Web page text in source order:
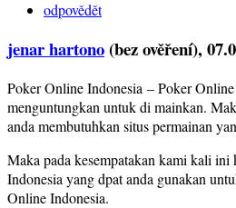
odpovědět
jenar hartono (bez ověření),
Poker Online Indonesia – Poker
menguntungkan untuk di mainkan.
anda membutuhkan situs permainan
Maka pada kesempatakan kami kali
Indonesia yang dpat anda gunakan
Online Indonesia.